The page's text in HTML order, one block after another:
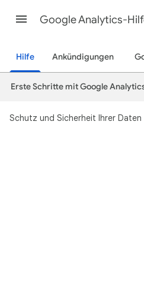
Google Analytics-
Hilfe Ankündigungen
Erste Schritte mit Google
Schutz und Sicherheit Ihrer Daten